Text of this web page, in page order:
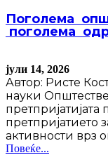
Поголема
поголема
јули 14, 2026
Автор: Ристе
науки
претпријатијата
претпријатието
активности врз
Повеќе...